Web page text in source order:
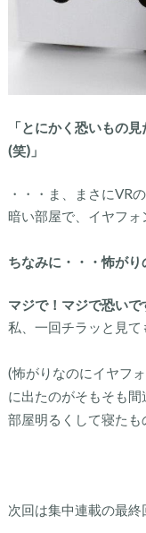
「とにかく恐いもの
(笑)」
・・・ま、まさにVR
暗い部屋で、イヤフォ
ちなみに・・・怖がり
マジで！マジで恐い
私、一回チラッと見て
(怖がりなのにイヤフ
に出たのがそもそも間
部屋明るくして寝た
次回は集中連載の最